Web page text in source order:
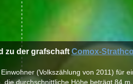
zu der grafschaft Comox-
(Volkszählung von 2011) für
durchschnittliche Höhe beträgt 84 m.